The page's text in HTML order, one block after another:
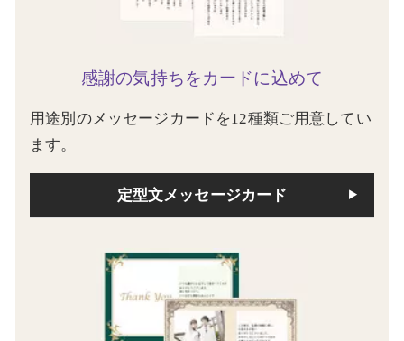
感謝の気持ちをカードに込めて
用途別のメッセージカードを12種類ご用意してい
ます。
定型文メッセージカード